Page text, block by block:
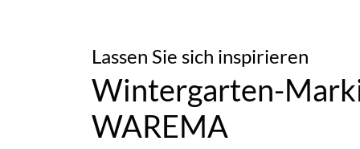
Lassen Sie sich inspirieren
Wintergarten-
WAREMA